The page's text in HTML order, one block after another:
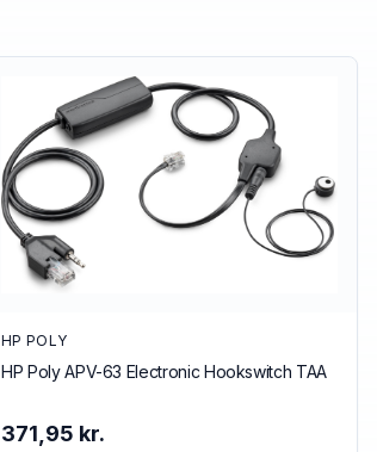
HP POLY
HP Poly APV-63 Electronic Hookswitch TAA
371,95 kr.